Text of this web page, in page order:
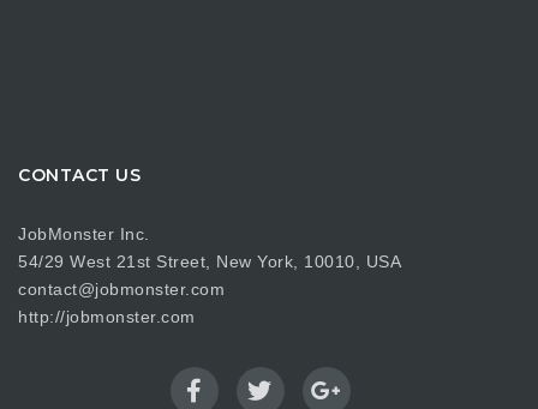
CONTACT US
JobMonster Inc.
54/29 West 21st Street, New York, 10010, USA
contact@jobmonster.com
http://jobmonster.com